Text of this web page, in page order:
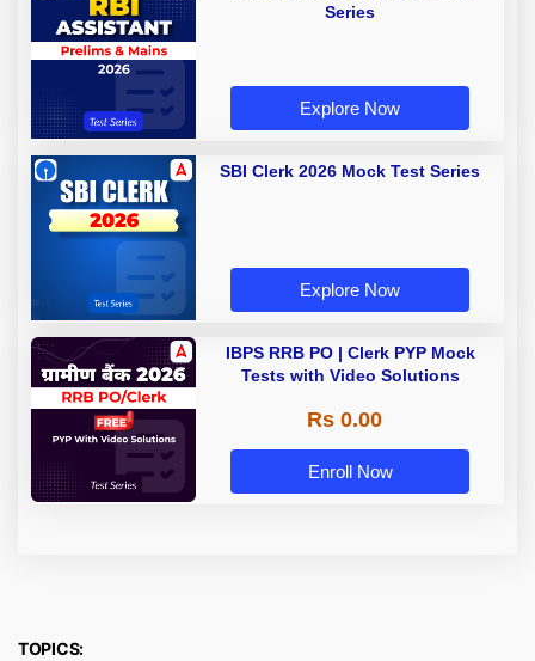
Series
Explore Now
SBI Clerk 2026 Mock Test Series
Explore Now
IBPS RRB PO | Clerk PYP Mock
Tests with Video Solutions
Rs 0.00
Enroll Now
TOPICS: